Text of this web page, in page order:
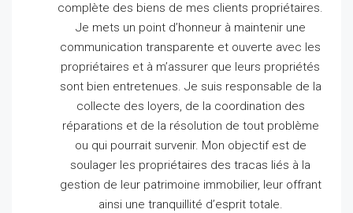
complète des biens de mes clients propriétaires.
Je mets un point d’honneur à maintenir une
communication transparente et ouverte avec les
propriétaires et à m’assurer que leurs propriétés
sont bien entretenues. Je suis responsable de la
collecte des loyers, de la coordination des
réparations et de la résolution de tout problème
ou qui pourrait survenir. Mon objectif est de
soulager les propriétaires des tracas liés à la
gestion de leur patrimoine immobilier, leur offrant
ainsi une tranquillité d’esprit totale.